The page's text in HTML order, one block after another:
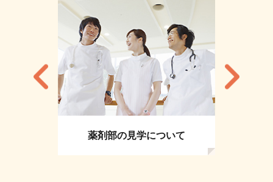
薬剤部の見学について